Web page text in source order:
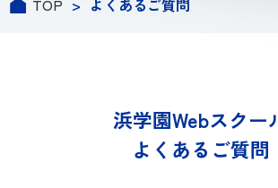
TOP > よくあるご質問
浜学園Webスクー
よくあるご質問